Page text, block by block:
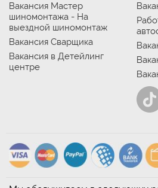
Вакансия Мастер
шиномонтажа - На
выездной шиномонтаж
Вакансия Сварщика
Вакансия в Детейлинг
центре